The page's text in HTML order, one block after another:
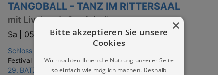
TANGOBALL – TANZ IM RITTERSAAL
mit Liveband „Caminito“
Sa | 05.09.2026 | 20:00
Schloss Batzdorf Klipphausen - OT Batzdorf
Festival / Fest:
29. BATZDORFER PFINGSTFESTSPIELE
×
Bitte akzeptieren Sie unsere
Cookies
Wir möchten Ihnen die Nutzung unserer Seite
so einfach wie möglich machen. Deshalb